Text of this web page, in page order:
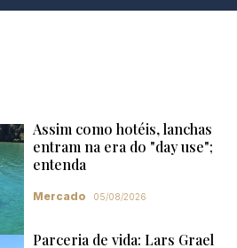
Assim como hotéis, lanchas
entram na era do "day use";
entenda
Mercado 05/08/2026
Parceria de vida: Lars Grael